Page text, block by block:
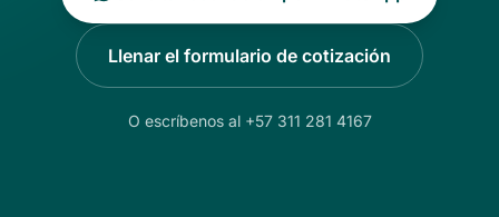
Llenar el formulario de cotización
O escríbenos al +57 311 281 4167